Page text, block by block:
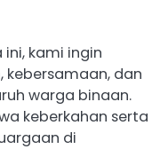
kami ingin
kebersamaan, dan
warga binaan.
keberkahan serta
di